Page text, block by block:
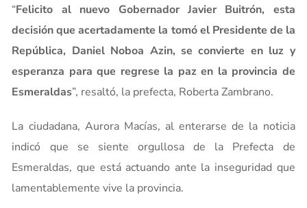
“Felicito al nuevo Gobernador Javier Buitrón, esta
decisión que acertadamente la tomó el Presidente de la
República, Daniel Noboa Azin, se convierte en luz y
esperanza para que regrese la paz en la provincia de
Esmeraldas”, resaltó, la prefecta, Roberta Zambrano.
La ciudadana, Aurora Macías, al enterarse de la noticia
indicó que se siente orgullosa de la Prefecta de
Esmeraldas, que está actuando ante la inseguridad que
lamentablemente vive la provincia.